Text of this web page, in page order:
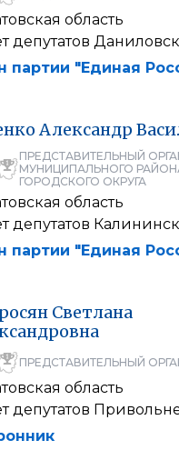
область
депутатов
партии "Единая
Александр
ПРЕДСТАВИТЕЛЬНЫЙ
МУНИЦИПАЛЬНОГО
ГОРОДСКОГО ОКРУГА
область
депутатов
партии "Единая
Светлана
ПРЕДСТАВИТЕЛЬНЫЙ
область
депутатов